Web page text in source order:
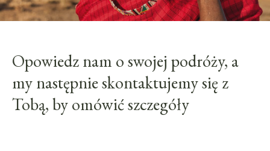
Opowiedz nam o swojej podróży, a
my następnie skontaktujemy się z
Tobą, by omówić szczegóły